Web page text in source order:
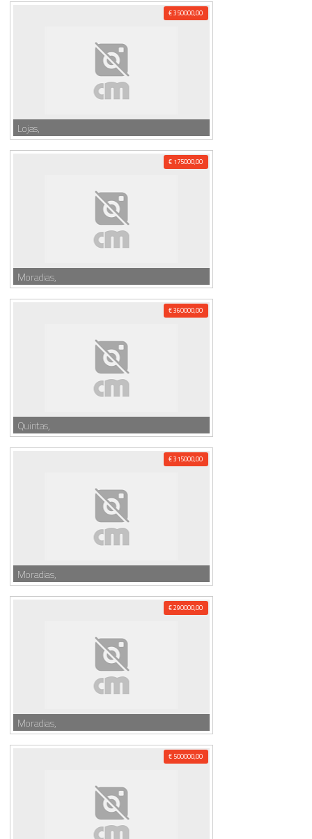
€ 350000,00
Lojas,
€ 175000,00
Moradias,
€ 360000,00
Quintas,
€ 315000,00
Moradias,
€ 290000,00
Moradias,
€ 500000,00